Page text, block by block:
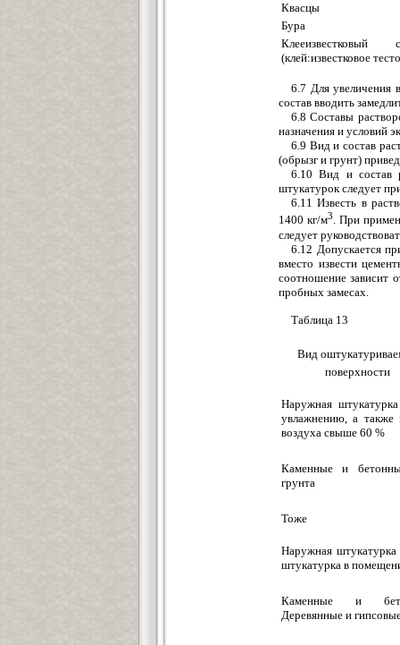
Квасцы
Бура
Клееизвестковый
(клей:известковое
6.7 Для увеличения
состав вводить
6.8 Составы
назначения и условий
6.9 Вид и состав
(обрызг и грунт)
6.10 Вид и состав
штукатурок следует
6.11 Известь в
1400 кг/м3. При
следует
6.12 Допускается
вместо извести
соотношение зависит
пробных замесах.
Таблица 13
Вид
поверхности
Наружная
увлажнению, а также
воздуха свыше 60 %
Каменные и
грунта
Тоже
Наружная
штукатурка в
Каменные и
Деревянные и